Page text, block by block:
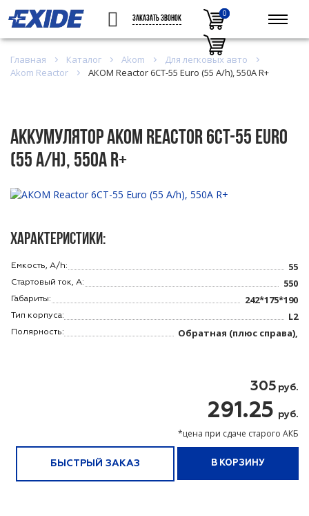
ЗАКАЗАТЬ ЗВОНОК
0
0
Главная Каталог Akom
Для легковых авто
Akom Reactor
АКОМ Reactor 6CT-55 Euro (55 A/h), 550A R+
Аккумулятор АКОМ Reactor 6CT-55 Euro
(55 A/h), 550A R+
Характеристики:
Емкость, A/h: 55
Стартовый ток, A: 550
Габариты: 242*175*190
Тип корпуса: L2
Полярность: Обратная (плюс справа),
305 руб.
291.25 руб.
*цена при сдаче старого АКБ
БЫСТРЫЙ ЗАКАЗ В КОРЗИНУ